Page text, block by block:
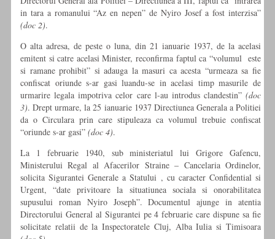
in tara a romanului “Az en nepen” de Nyiro Josef a fost interzisa”
(doc 2).
O alta adresa, de peste o luna, din 21 ianuarie 1937, de la acelasi
emitent si catre acelasi Minister, reconfirma faptul ca “volumul este
si ramane prohibit” si adauga la masuri ca acesta “urmeaza sa fie
confiscat oriunde s-ar gasi luandu-se in acelasi timp masurile de
urmarire legala impotriva celor care l-au introdus clandestin” (doc
3). Drept urmare, la 25 ianuarie 1937 Directiunea Generala a Politiei
da o Circulara prin care stipuleaza ca volumul trebuie confiscat
“oriunde s-ar gasi” (doc 4).
La 1 februarie 1940, sub ministeriatul lui Grigore Gafencu,
Ministerului Regal al Afacerilor Straine – Cancelaria Ordinelor,
solicita Sigurantei Generale a Statului , cu caracter Confidential si
Urgent, “date privitoare la situatiunea sociala si onorabilitatea
supusului roman Nyiro Joseph”. Documentul ajunge in atentia
Directorului General al Sigurantei pe 4 februarie care dispune sa fie
solicitate relatii de la Inspectoratele Cluj, Alba Iulia si Timisoara